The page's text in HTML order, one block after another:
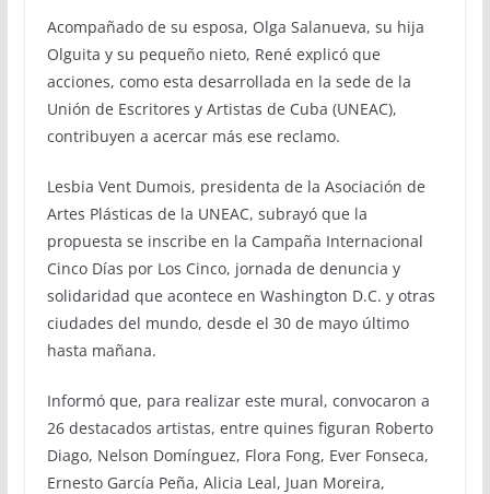
Acompañado de su esposa, Olga Salanueva, su hija
Olguita y su pequeño nieto, René explicó que
acciones, como esta desarrollada en la sede de la
Unión de Escritores y Artistas de Cuba (UNEAC),
contribuyen a acercar más ese reclamo.
Lesbia Vent Dumois, presidenta de la Asociación de
Artes Plásticas de la UNEAC, subrayó que la
propuesta se inscribe en la Campaña Internacional
Cinco Días por Los Cinco, jornada de denuncia y
solidaridad que acontece en Washington D.C. y otras
ciudades del mundo, desde el 30 de mayo último
hasta mañana.
Informó que, para realizar este mural, convocaron a
26 destacados artistas, entre quines figuran Roberto
Diago, Nelson Domínguez, Flora Fong, Ever Fonseca,
Ernesto García Peña, Alicia Leal, Juan Moreira,